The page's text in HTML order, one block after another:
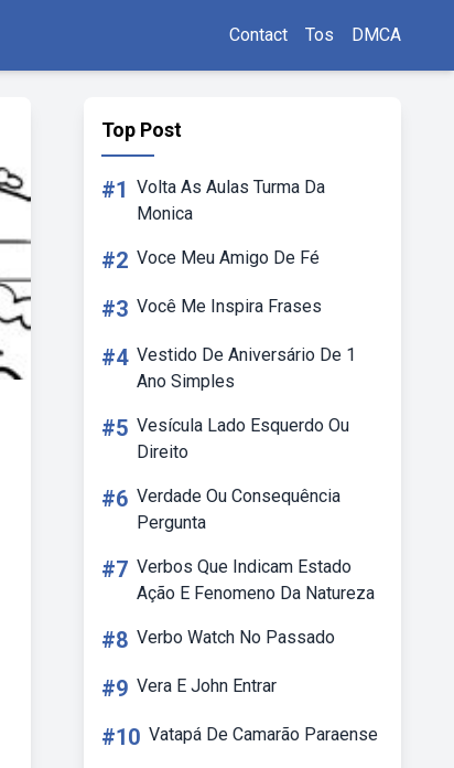
Contact Tos DMCA
Top Post
#1 Volta As Aulas Turma Da
Monica
#2 Voce Meu Amigo De Fé
#3 Você Me Inspira Frases
#4 Vestido De Aniversário De 1
Ano Simples
#5 Vesícula Lado Esquerdo Ou
Direito
#6 Verdade Ou Consequência
Pergunta
#7 Verbos Que Indicam Estado
Ação E Fenomeno Da Natureza
#8 Verbo Watch No Passado
#9 Vera E John Entrar
#10 Vatapá De Camarão Paraense